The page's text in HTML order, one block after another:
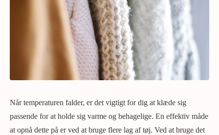
Når temperaturen falder, er det vigtigt for dig at klæde sig
passende for at holde sig varme og behagelige. En effektiv måde
at opnå dette på er ved at bruge flere lag af tøj. Ved at bruge det